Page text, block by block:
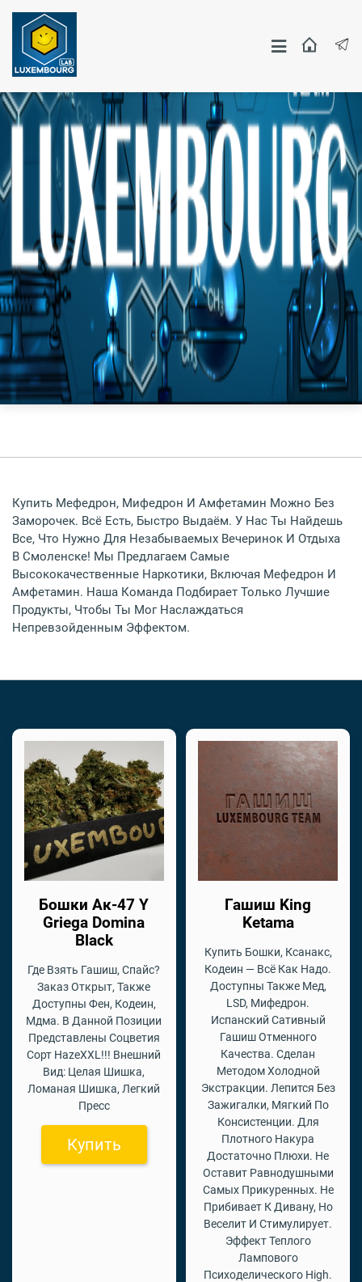
Москва
Другие Города
Купить Мефедрон, Мифедрон И Амфетамин Можно Без
Заморочек. Всё Есть, Быстро Выдаём. У Нас Ты Найдешь
Все, Что Нужно Для Незабываемых Вечеринок И Отдыха
В Смоленске! Мы Предлагаем Самые
Высококачественные Наркотики, Включая Мефедрон И
Амфетамин. Наша Команда Подбирает Только Лучшие
Продукты, Чтобы Ты Мог Наслаждаться
Непревзойденным Эффектом.
Бошки Ак-47 Y
Griega Domina
Black
Где Взять Гашиш, Спайс?
Заказ Открыт, Также
Доступны Фен, Кодеин,
Мдма. В Данной Позиции
Представлены Соцветия
Сорт HazeXXL!!! Внешний
Вид: Целая Шишка,
Ломаная Шишка, Легкий
Пресс
Купить
Гашиш King
Ketama
Купить Бошки, Ксанакс,
Кодеин — Всё Как Надо.
Доступны Также Мед,
LSD, Мифедрон.
Испанский Сативный
Гашиш Отменного
Качества. Сделан
Методом Холодной
Экстракции. Лепится Без
Зажигалки, Мягкий По
Консистенции. Для
Плотного Накура
Достаточно Плюхи. Не
Оставит Равнодушными
Самых Прикуренных. Не
Прибивает К Дивану, Но
Веселит И Стимулирует.
Эффект Теплого
Лампового
Психоделического High.